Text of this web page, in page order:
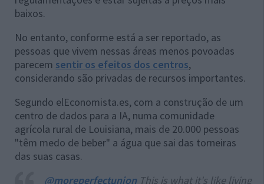
baixos.
No entanto, conforme está a ser reportado, as
pessoas que vivem nessas áreas menos povoadas
parecem sentir os efeitos dos centros,
considerando são privadas de recursos importantes.
Segundo elEconomista.es, com a construção de um
centro de dados para a IA, numa comunidade
agrícola rural de Louisiana, mais de 20.000 pessoas
"têm medo de beber" a água que sai das torneiras
das suas casas.
@moreperfectunion This is what it's like living